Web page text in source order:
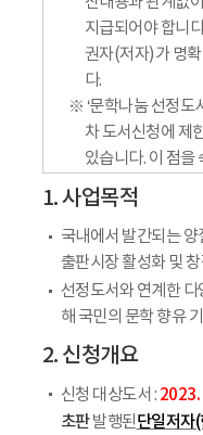
지급되어야 합니
권자(저자)가 명
다.
※ ‘문학나눔 선정도
차 도서신청에 제
있습니다. 이 점을
1. 사업목적
국내에서 발간되는
출판시장 활성화 및
선정도서와 연계한
해 국민의 문학 향유
2. 신청개요
신청 대상도서 : 2023.
초판발행된단일저자